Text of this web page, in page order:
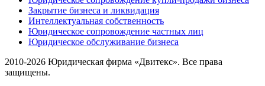
Закрытие бизнеса и ликвидация
Интеллектуальная собственность
Юридическое сопровождение частных лиц
Юридическое обслуживание бизнеса
2010-2026 Юридическая фирма «Двитекс». Все права
защищены.